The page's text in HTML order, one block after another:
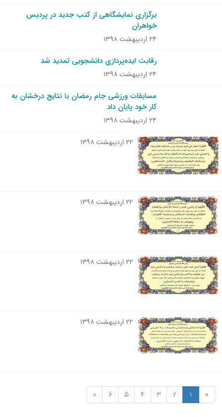
برگزاری نمایشگاهی از کتب جدید در پردیس
خواهران
۲۴ اردیبهشت ۱۳۹۸
رقابت ایده‌پردازی دانشجویی تمدید شد
۲۴ اردیبهشت ۱۳۹۸
مسابقات ورزشی جام رمضان با نتایج درخشان به
کار خود پایان داد
۲۴ اردیبهشت ۱۳۹۸
۲۲ اردیبهشت ۱۳۹۸
۲۲ اردیبهشت ۱۳۹۸
۲۲ اردیبهشت ۱۳۹۸
۲۲ اردیبهشت ۱۳۹۸
«
1
2
3
4
5
6
»